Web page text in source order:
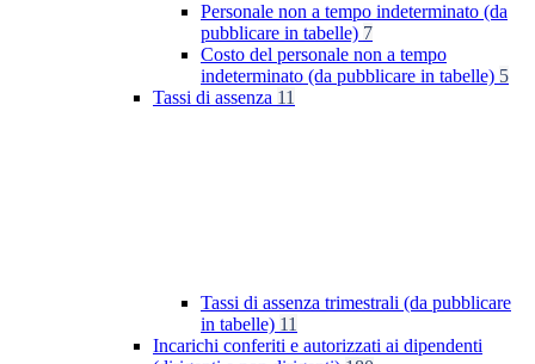
Personale non a tempo indeterminato (da
pubblicare in tabelle) 7
Costo del personale non a tempo
indeterminato (da pubblicare in tabelle) 5
Tassi di assenza 11
Tassi di assenza trimestrali (da pubblicare
in tabelle) 11
Incarichi conferiti e autorizzati ai dipendenti